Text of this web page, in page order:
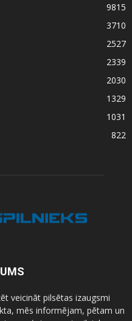
9815
3710
2527
2339
2030
1329
1031
822
veicināt pilsētas izaugsmi
mēs informējam, pētam un